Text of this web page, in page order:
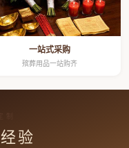
一站式采购
殡葬用品一站购齐
制
验